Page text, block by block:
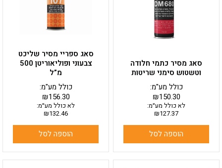
סאג מסיר כתמי חלודה
וטשטוש סימני שריטות
₪150.30
כולל מע"מ:
לא כולל מע״מ:
₪127.37
הוספה לסל
סאג ספריי מסיר שליכט
צבעוני ופוליאוריטן 500
מ”ל
₪156.30
כולל מע"מ:
לא כולל מע״מ:
₪132.46
הוספה לסל